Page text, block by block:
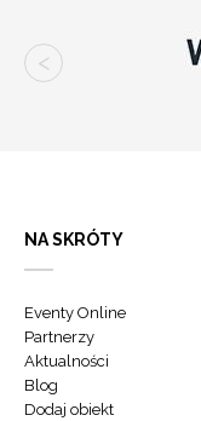
NA SKRÓTY
Eventy Online
Partnerzy
Aktualności
Blog
Dodaj obiekt